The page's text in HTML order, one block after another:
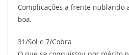
Complicações a frente nublando
boa.
31/Sol e 7/Cobra